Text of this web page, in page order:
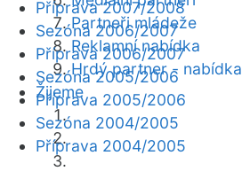
Partneři mládeže
Reklamní nabídka
Hrdý partner - nabídka
Žijeme
Příprava 2007/2008
Sezóna 2006/2007
Příprava 2006/2007
Sezóna 2005/2006
Příprava 2005/2006
Sezóna 2004/2005
Příprava 2004/2005